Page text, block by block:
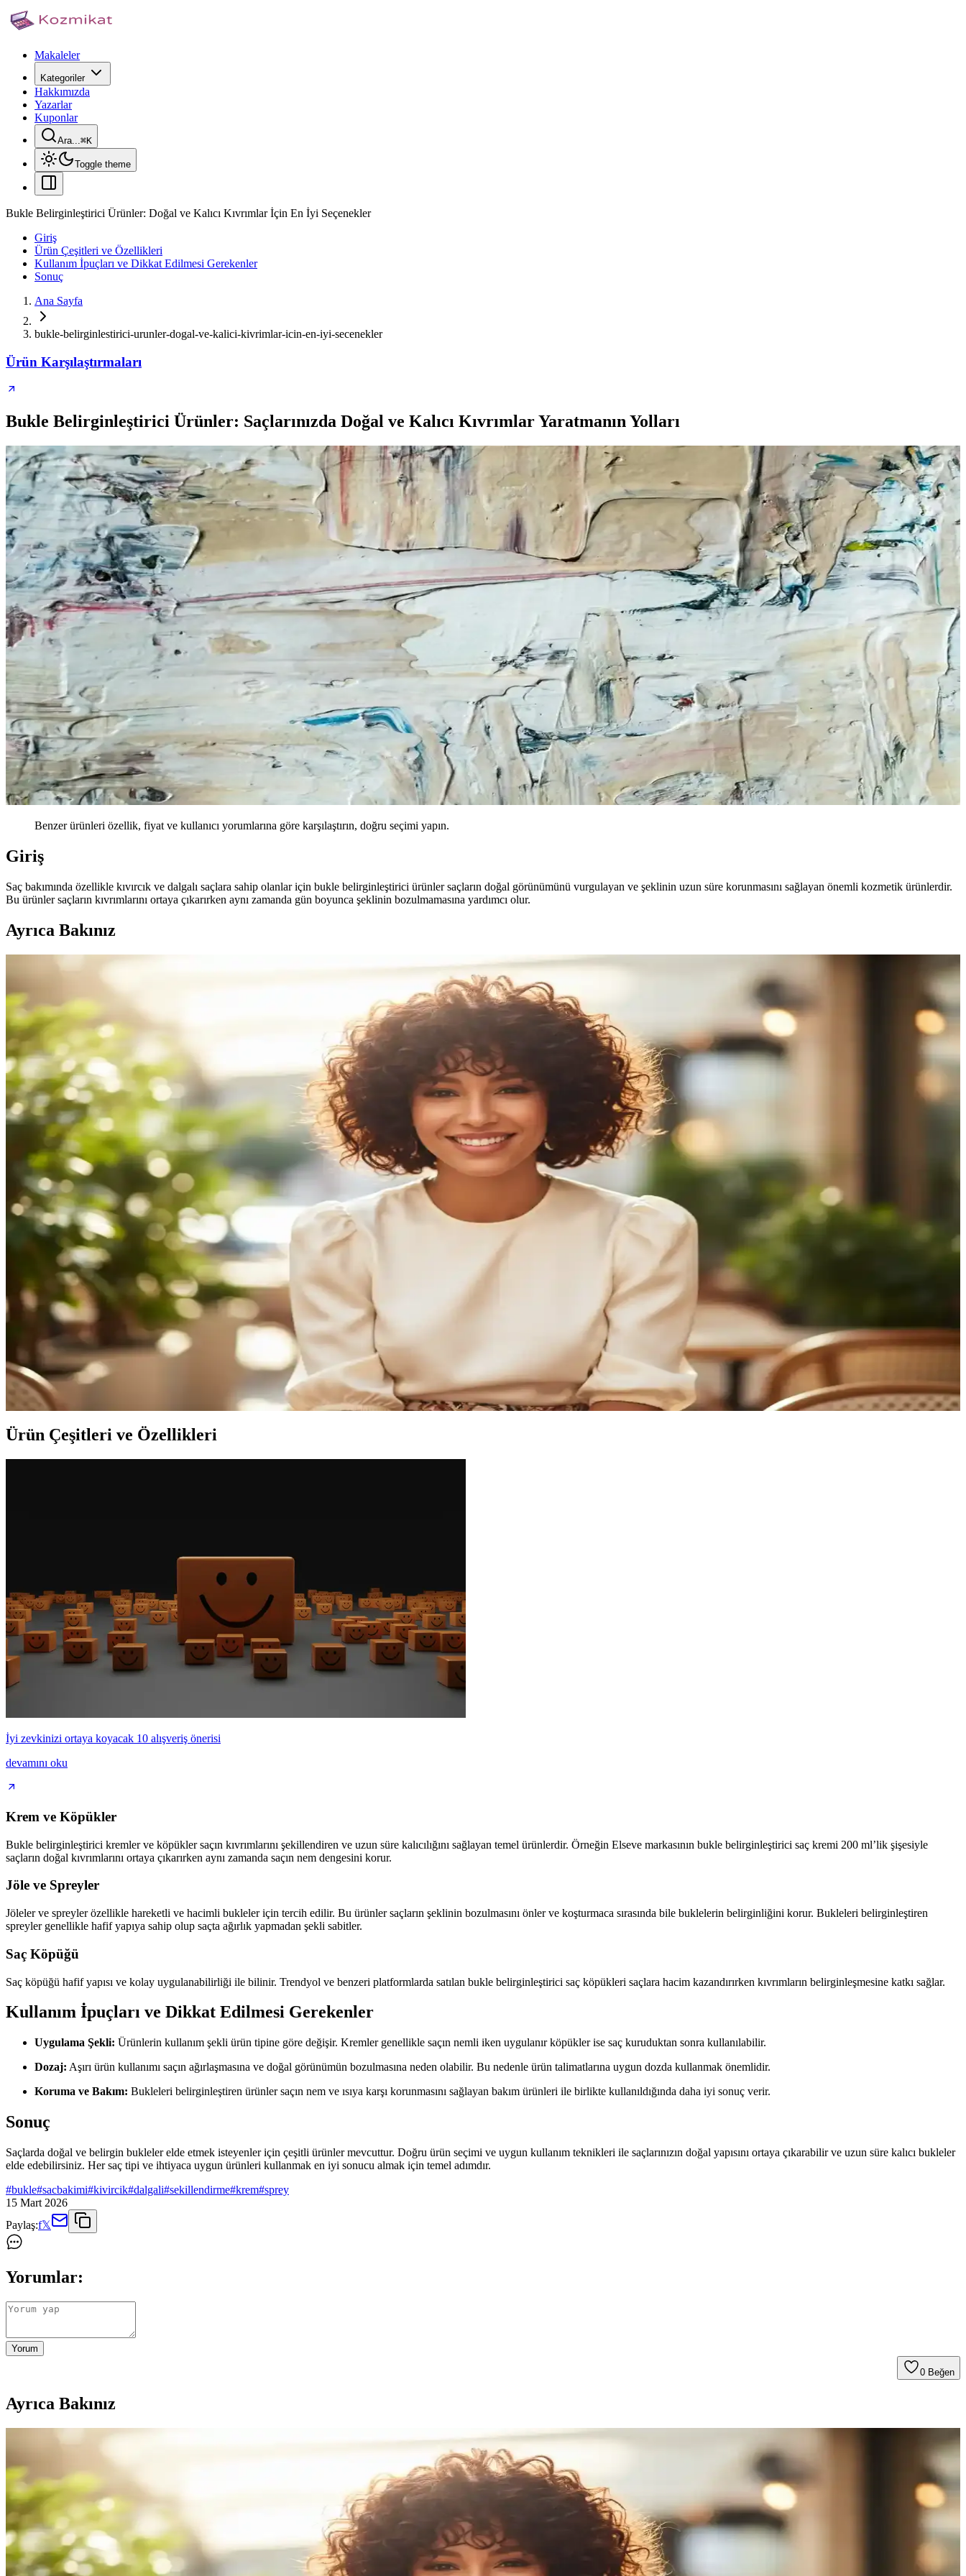
Makaleler
Kategoriler
Hakkımızda
Yazarlar
Kuponlar
Ara...⌘K
Toggle theme
Bukle Belirginleştirici Ürünler: Doğal ve Kalıcı Kıvrımlar İçin En İyi Seçenekler
Giriş
Ürün Çeşitleri ve Özellikleri
Kullanım İpuçları ve Dikkat Edilmesi Gerekenler
Sonuç
Ana Sayfa
bukle-belirginlestirici-urunler-dogal-ve-kalici-kivrimlar-icin-en-iyi-secenekler
Ürün Karşılaştırmaları
Bukle Belirginleştirici Ürünler: Saçlarınızda Doğal ve Kalıcı Kıvrımlar Yaratmanın Yolları
Benzer ürünleri özellik, fiyat ve kullanıcı yorumlarına göre karşılaştırın, doğru seçimi yapın.
Giriş
Saç bakımında özellikle kıvırcık ve dalgalı saçlara sahip olanlar için bukle belirginleştirici ürünler saçların doğal görünümünü vurgulayan ve şeklinin uzun süre korunmasını sağlayan önemli kozmetik ürünlerdir.
Bu ürünler saçların kıvrımlarını ortaya çıkarırken aynı zamanda gün boyunca şeklinin bozulmamasına yardımcı olur.
Ayrıca Bakınız
Seramik Wag Saç Maşası ile Doğal Dalga ve Bukleler Yaratmanın Yolları
Seramik wag saç maşaları, saç sağlığını koruyarak doğal dalga ve bukleler oluşturmanıza olanak tanır. Yüksek ısı ayarları ve pratik kullanımıyla profesyonel sonuçlar sağlar.
Bukle Belirginleştirici Ürünler: Doğal ve Kalıcı Kıvrımlar İçin En İyi Seçenekler
Saçlarda doğal ve kalıcı bukleler için çeşitli ürünler ve kullanım ipuçlarıyla saçlarınızın şeklini uzun süre koruyun. Doğru ürün seçimi ve tekniklerle mükemmel sonuçlar elde edin.
Köpükle Belirgin ve Kalıcı Saç Bukleleri Oluşturma Rehberi
Saç bukleleri, doğal ve hacimli görünüm sağlar. Köpük kullanımıyla kalıcı ve belirgin bukleler elde etmek için doğru teknikleri ve ürünleri öğrenin.
Elnett Köpük Kullanımıyla Belirgin ve Dolgun Bukleler Elde Etme Rehberi
Elnett köpükleriyle doğal ve hacimli bukleler oluşturmanın yollarını keşfedin. Hafif yapısı ve kalıcılığıyla saçınıza özgüven katacak detaylı kullanım önerileri burada.
Schwarzkopf Bukle Belirginleştirici Köpük ile Doğal ve Dolgun Bukleler Yaratma Rehberi
Schwarzkopf Bukle Belirginleştirici Köpük, hafif formülüyle hacim kazandırır, doğal bukleleri belirginleştirir, saç sağlığını korur ve günlük kullanım kolaylığı sağlar.
Syoss ve Yves Rocher Bukle Belirginleştirici Ürünlerin Karşılaştırması
Syoss ve Yves Rocher bukle belirginleştirici ürünlerini detaylı karşılaştırıyoruz. Hangi ürün saçınıza daha uygun, kullanım avantajları ve kullanıcı yorumlarıyla birlikte değerlendirin.
Bukle Nedir Saç Şekillendirmede Buklelerin Önemi ve Trendleri
Bukleler saçta kıvrım veya lüle anlamına gelir, doğal veya yapay olarak oluşturulur. Estetik ve kozmetik açıdan önemli olan bukleler, farklı tekniklerle elde edilir ve stilinizi tamamlar.
Saçta Buklelerin Estetiği ve Güncel Trendler Hakkında Bilgiler
Saç bukleleri, hareket ve hacim kazandıran önemli detaylar olup, doğal veya yapay yollarla elde edilir. Güncel trendler, kişisel tarz ve yüz şekline uygun buklelerle şık görünüm sağlar.
Ürün Çeşitleri ve Özellikleri
İyi zevkinizi ortaya koyacak 10 alışveriş önerisi
devamını oku
Krem ve Köpükler
Bukle belirginleştirici kremler ve köpükler saçın kıvrımlarını şekillendiren ve uzun süre kalıcılığını sağlayan temel ürünlerdir. Örneğin Elseve markasının bukle belirginleştirici saç kremi 200 ml’lik şişesiyle
saçların doğal kıvrımlarını ortaya çıkarırken aynı zamanda saçın nem dengesini korur.
Jöle ve Spreyler
Jöleler ve spreyler özellikle hareketli ve hacimli bukleler için tercih edilir. Bu ürünler saçların şeklinin bozulmasını önler ve koşturmaca sırasında bile buklelerin belirginliğini korur. Bukleleri belirginleştiren
spreyler genellikle hafif yapıya sahip olup saçta ağırlık yapmadan şekli sabitler.
Saç Köpüğü
Saç köpüğü hafif yapısı ve kolay uygulanabilirliği ile bilinir. Trendyol ve benzeri platformlarda satılan bukle belirginleştirici saç köpükleri saçlara hacim kazandırırken kıvrımların belirginleşmesine katkı sağlar.
Kullanım İpuçları ve Dikkat Edilmesi Gerekenler
Uygulama Şekli: Ürünlerin kullanım şekli ürün tipine göre değişir. Kremler genellikle saçın nemli iken uygulanır köpükler ise saç kuruduktan sonra kullanılabilir.
Dozaj: Aşırı ürün kullanımı saçın ağırlaşmasına ve doğal görünümün bozulmasına neden olabilir. Bu nedenle ürün talimatlarına uygun dozda kullanmak önemlidir.
Koruma ve Bakım: Bukleleri belirginleştiren ürünler saçın nem ve ısıya karşı korunmasını sağlayan bakım ürünleri ile birlikte kullanıldığında daha iyi sonuç verir.
Sonuç
Saçlarda doğal ve belirgin bukleler elde etmek isteyenler için çeşitli ürünler mevcuttur. Doğru ürün seçimi ve uygun kullanım teknikleri ile saçlarınızın doğal yapısını ortaya çıkarabilir ve uzun süre kalıcı bukleler
elde edebilirsiniz. Her saç tipi ve ihtiyaca uygun ürünleri kullanmak en iyi sonucu almak için temel adımdır.
#bukle#sacbakimi#kivircik#dalgali#sekillendirme#krem#sprey
15 Mart 2026
Paylaş:f𝕏
Yorumlar:
Yorum
0 Beğen
Ayrıca Bakınız
Seramik Wag Saç Maşası ile Doğal Dalga ve Bukleler Yaratmanın Yolları
Seramik wag saç maşaları, saç sağlığını koruyarak doğal dalga ve bukleler oluşturmanıza olanak tanır. Yüksek ısı ayarları ve pratik kullanımıyla profesyonel sonuçlar sağlar.
Bukle Belirginleştirici Ürünler: Doğal ve Kalıcı Kıvrımlar İçin En İyi Seçenekler
Saçlarda doğal ve kalıcı bukleler için çeşitli ürünler ve kullanım ipuçlarıyla saçlarınızın şeklini uzun süre koruyun. Doğru ürün seçimi ve tekniklerle mükemmel sonuçlar elde edin.
Köpükle Belirgin ve Kalıcı Saç Bukleleri Oluşturma Rehberi